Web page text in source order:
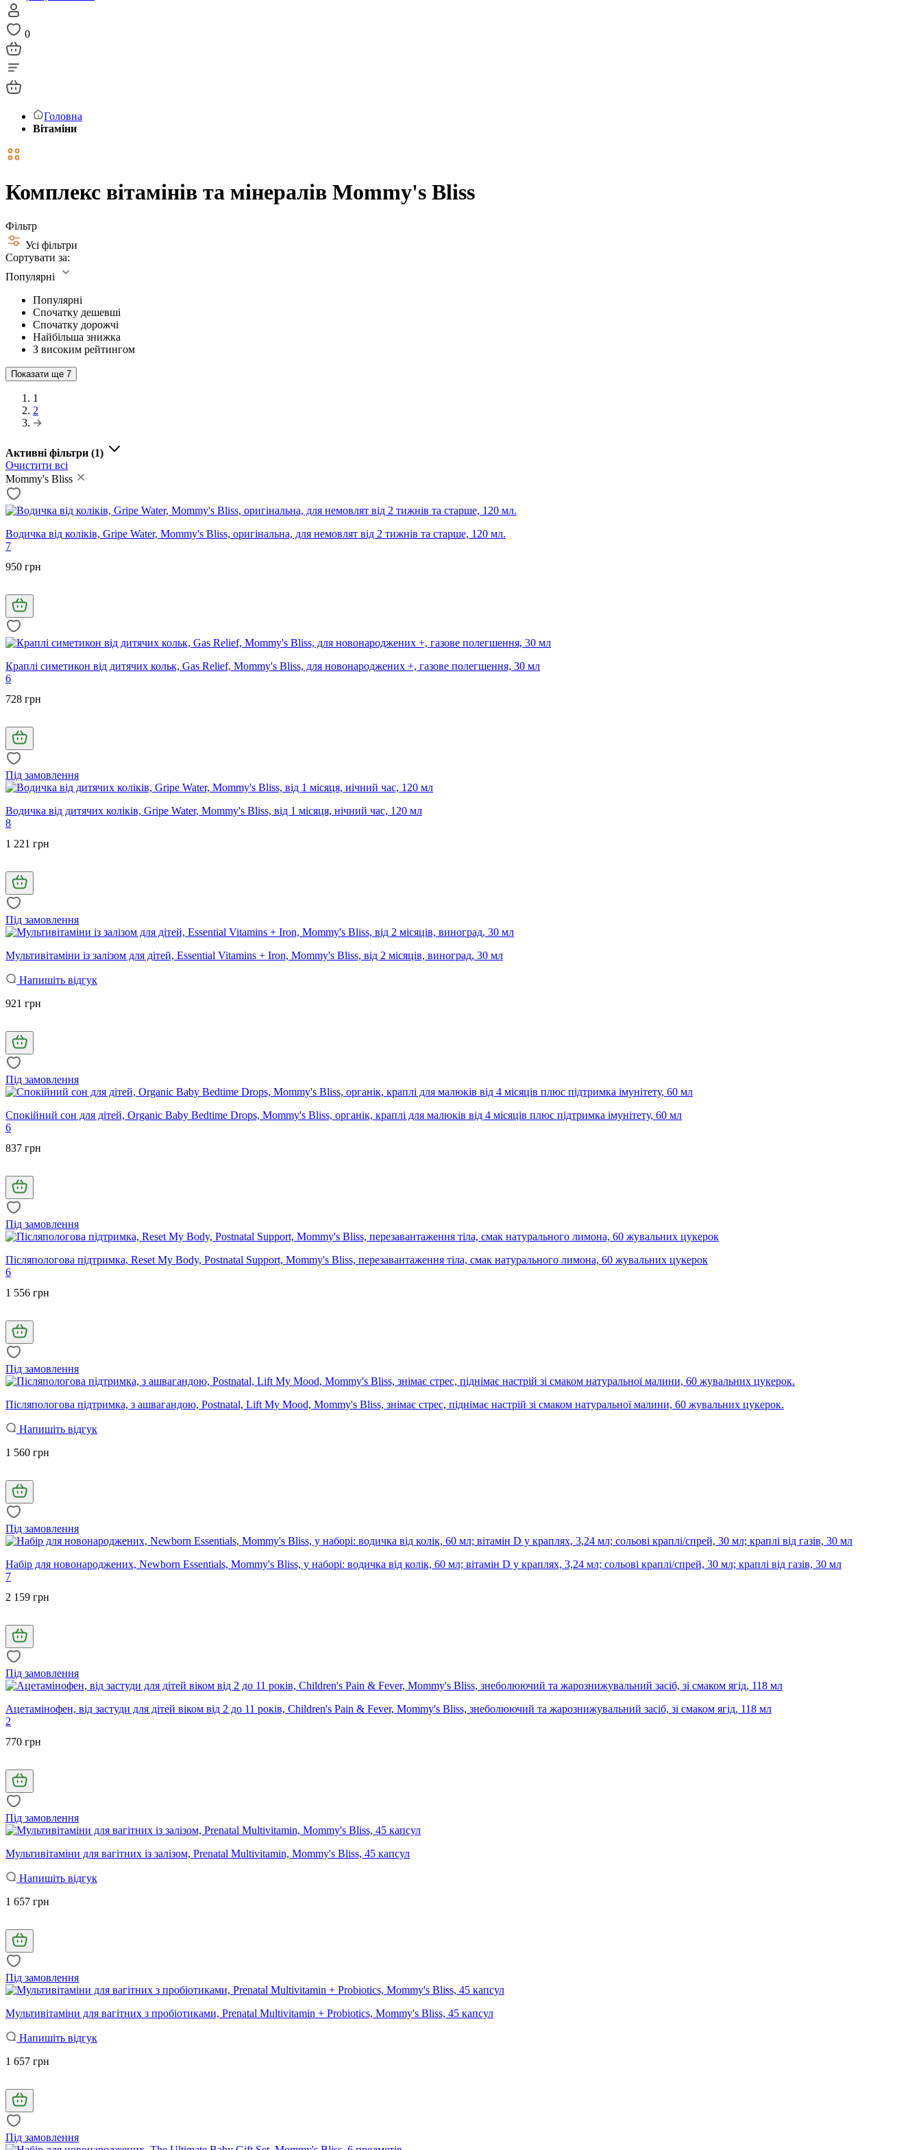
0
Головна
Вітаміни
Комплекс вітамінів та мінералів Mommy's Bliss
Фільтр
Усі фільтри
Сортувати за:
Популярні
Популярні
Спочатку дешевші
Спочатку дорожчі
Найбільша знижка
З високим рейтингом
Показати ще 7
1
2
Активні фільтри (1)
Очистити всі
Mommy's Bliss
Водичка від коліків, Gripe Water, Mommy's Bliss, оригінальна, для немовлят від 2 тижнів та старше, 120 мл.
7
950 грн
Краплі симетикон від дитячих кольк, Gas Relief, Mommy's Bliss, для новонароджених +, газове полегшення, 30 мл
6
728 грн
Під замовлення
Водичка від дитячих коліків, Gripe Water, Mommy's Bliss, від 1 місяця, нічний час, 120 мл
8
1 221 грн
Під замовлення
Мультивітаміни із залізом для дітей, Essential Vitamins + Iron, Mommy's Bliss, від 2 місяців, виноград, 30 мл
Напишіть відгук
921 грн
Під замовлення
Спокійний сон для дітей, Organic Baby Bedtime Drops, Mommy's Bliss, органік, краплі для малюків від 4 місяців плюс підтримка імунітету, 60 мл
6
837 грн
Під замовлення
Післяпологова підтримка, Reset My Body, Postnatal Support, Mommy's Bliss, перезавантаження тіла, смак натурального лимона, 60 жувальних цукерок
6
1 556 грн
Під замовлення
Післяпологова підтримка, з ашвагандою, Postnatal, Lift My Mood, Mommy's Bliss, знімає стрес, піднімає настрій зі смаком натуральної малини, 60 жувальних цукерок.
Напишіть відгук
1 560 грн
Під замовлення
Набір для новонароджених, Newborn Essentials, Mommy's Bliss, у наборі: водичка від колік, 60 мл; вітамін D у краплях, 3,24 мл; сольові краплі/спрей, 30 мл; краплі від газів, 30 мл
7
2 159 грн
Під замовлення
Ацетамінофен, від застуди для дітей віком від 2 до 11 років, Children's Pain & Fever, Mommy's Bliss, знеболюючий та жарознижувальний засіб, зі смаком ягід, 118 мл
2
770 грн
Під замовлення
Мультивітаміни для вагітних із залізом, Prenatal Multivitamin, Mommy's Bliss, 45 капсул
Напишіть відгук
1 657 грн
Під замовлення
Мультивітаміни для вагітних з пробіотиками, Prenatal Multivitamin + Probiotics, Mommy's Bliss, 45 капсул
Напишіть відгук
1 657 грн
Під замовлення